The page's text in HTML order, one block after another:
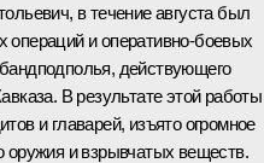
в течение августа был
операций и оперативно-боевых
действующего
В результате этой работы
и главарей, изъято огромное
оружия и взрывчатых веществ.